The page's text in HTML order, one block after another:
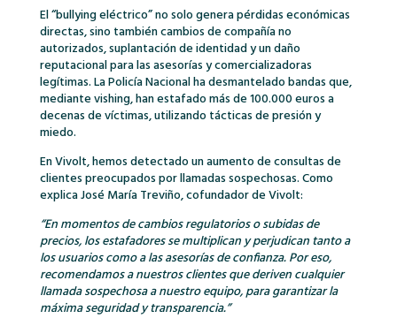
El “bullying eléctrico” no solo genera pérdidas económicas
directas, sino también cambios de compañía no
autorizados, suplantación de identidad y un daño
reputacional para las asesorías y comercializadoras
legítimas. La Policía Nacional ha desmantelado bandas que,
mediante vishing, han estafado más de 100.000 euros a
decenas de víctimas, utilizando tácticas de presión y
miedo.
En Vivolt, hemos detectado un aumento de consultas de
clientes preocupados por llamadas sospechosas. Como
explica José María Treviño, cofundador de Vivolt:
“En momentos de cambios regulatorios o subidas de
precios, los estafadores se multiplican y perjudican tanto a
los usuarios como a las asesorías de confianza. Por eso,
recomendamos a nuestros clientes que deriven cualquier
llamada sospechosa a nuestro equipo, para garantizar la
máxima seguridad y transparencia.”